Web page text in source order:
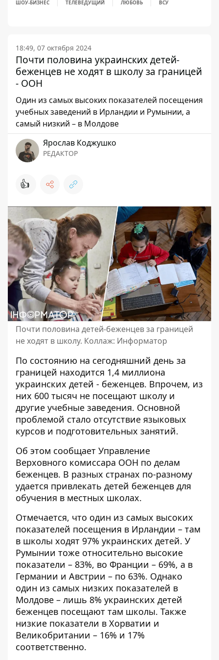
ШОУ-БИЗНЕС ТЕЛЕВЕДУЩИЙ ЛЮБОВЬ ВСУ
18:49, 07 октября 2024
Почти половина украинских детей-
беженцев не ходят в школу за границей
- ООН
Один из самых высоких показателей посещения
учебных заведений в Ирландии и Румынии, а
самый низкий – в Молдове
Ярослав Коджушко
РЕДАКТОР
👍
Почти половина детей-беженцев за границей
не ходят в школу. Коллаж: Информатор
По состоянию на сегодняшний день за
границей находится 1,4 миллиона
украинских детей - беженцев. Впрочем, из
них 600 тысяч не посещают школу и
другие учебные заведения. Основной
проблемой стало отсутствие языковых
курсов и подготовительных занятий.
Об этом сообщает Управление
Верховного комиссара ООН по делам
беженцев. В разных странах по-разному
удается привлекать детей беженцев для
обучения в местных школах.
Отмечается, что один из самых высоких
показателей посещения в Ирландии – там
в школы ходят 97% украинских детей. У
Румынии тоже относительно высокие
показатели – 83%, во Франции – 69%, а в
Германии и Австрии – по 63%. Однако
один из самых низких показателей в
Молдове – лишь 8% украинских детей
беженцев посещают там школы. Также
низкие показатели в Хорватии и
Великобритании – 16% и 17%
соответственно.